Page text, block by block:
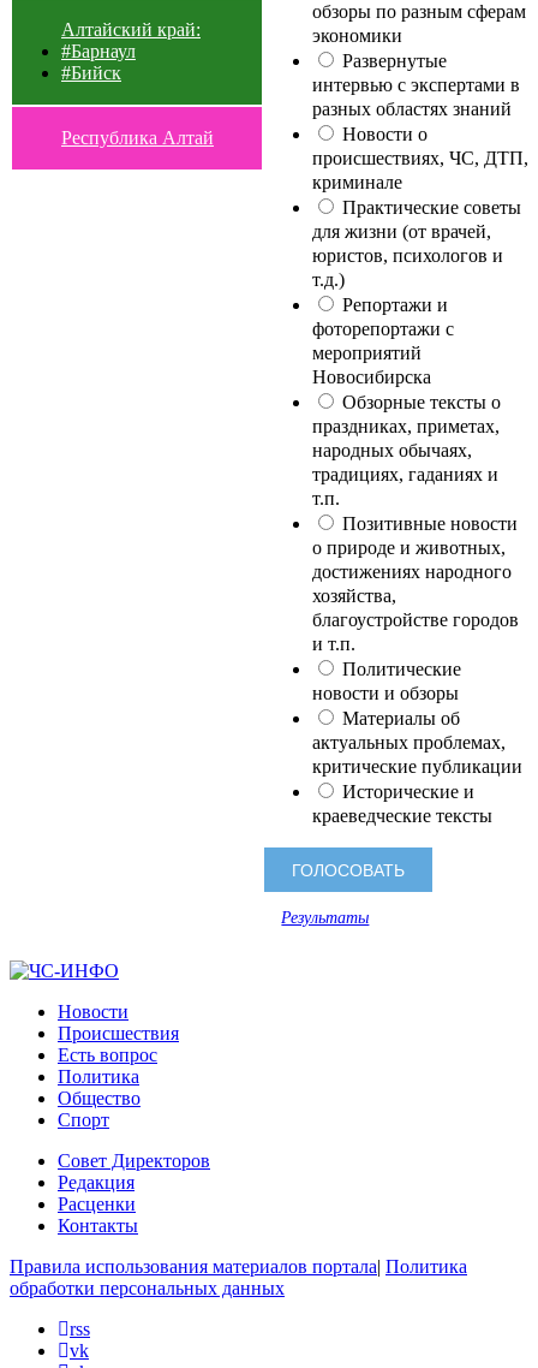
Алтайский край:
#Барнаул
#Бийск
Республика Алтай
обзоры по разным сферам
экономики
Развернутые
интервью с экспертами в
разных областях знаний
Новости о
происшествиях, ЧС, ДТП,
криминале
Практические советы
для жизни (от врачей,
юристов, психологов и
т.д.)
Репортажи и
фоторепортажи с
мероприятий
Новосибирска
Обзорные тексты о
праздниках, приметах,
народных обычаях,
традициях, гаданиях и
т.п.
Позитивные новости
о природе и животных,
достижениях народного
хозяйства,
благоустройстве городов
и т.п.
Политические
новости и обзоры
Материалы об
актуальных проблемах,
критические публикации
Исторические и
краеведческие тексты
Результаты
Новости
Происшествия
Есть вопрос
Политика
Общество
Спорт
Совет Директоров
Редакция
Расценки
Контакты
Правила использования материалов портала| Политика
обработки персональных данных
rss
vk